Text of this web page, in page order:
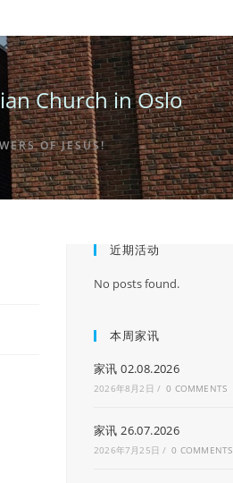
Church in Oslo
OF JESUS!
近期活动
No posts found.
本周家讯
家讯 02.08.2026
2026年8月2日 / 0 COMMENTS
家讯 26.07.2026
2026年7月25日 / 0 COMMENTS